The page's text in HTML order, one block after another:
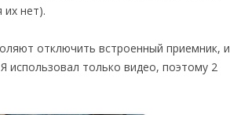
нет).
отключить встроенный приемник, и
использовал только видео, поэтому 2